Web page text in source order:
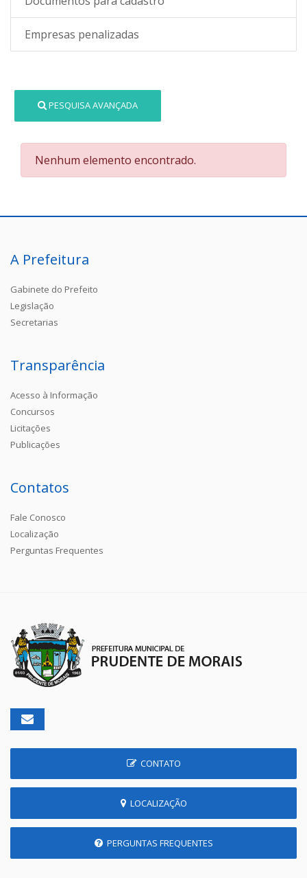
Empresas penalizadas
PESQUISA AVANÇADA
Nenhum elemento encontrado.
A Prefeitura
Gabinete do Prefeito
Legislação
Secretarias
Transparência
Acesso à Informação
Concursos
Licitações
Publicações
Contatos
Fale Conosco
Localização
Perguntas Frequentes
CONTATO
LOCALIZAÇÃO
PERGUNTAS FREQUENTES